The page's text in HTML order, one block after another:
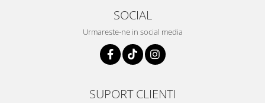
SOCIAL
Urmareste-ne in social media
SUPORT CLIENTI